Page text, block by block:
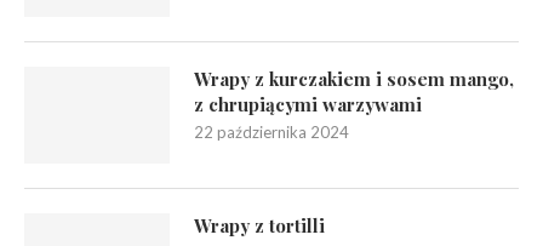
Wrapy z kurczakiem i sosem mango,
z chrupiącymi warzywami
22 października 2024
Wrapy z tortilli